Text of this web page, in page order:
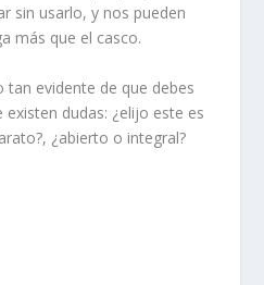
sin usarlo, y nos pueden
más que el casco.
tan evidente de que debes
dudas: ¿elijo este es
¿abierto o integral?